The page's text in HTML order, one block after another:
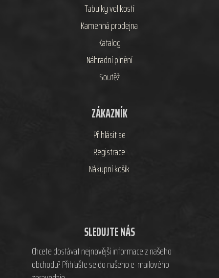
Tabulky velikostí
Kamenná prodejna
Katalog
Náhradní plnění
Soutěž
ZÁKAZNÍK
Přihlásit se
Registrace
Nákupní košík
SLEDUJTE NÁS
Chcete dostávat nejnovější informace z našeho
obchodu? Přihlašte se do našeho e-mailového